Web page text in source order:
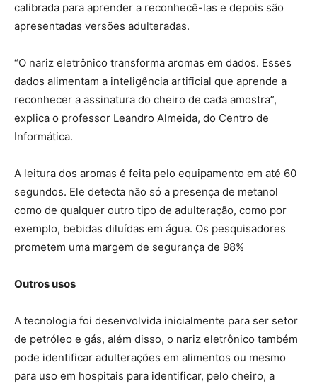
calibrada para aprender a reconhecê-las e depois são
apresentadas versões adulteradas.
“O nariz eletrônico transforma aromas em dados. Esses
dados alimentam a inteligência artificial que aprende a
reconhecer a assinatura do cheiro de cada amostra”,
explica o professor Leandro Almeida, do Centro de
Informática.
A leitura dos aromas é feita pelo equipamento em até 60
segundos. Ele detecta não só a presença de metanol
como de qualquer outro tipo de adulteração, como por
exemplo, bebidas diluídas em água. Os pesquisadores
prometem uma margem de segurança de 98%
Outros usos
A tecnologia foi desenvolvida inicialmente para ser setor
de petróleo e gás, além disso, o nariz eletrônico também
pode identificar adulterações em alimentos ou mesmo
para uso em hospitais para identificar, pelo cheiro, a